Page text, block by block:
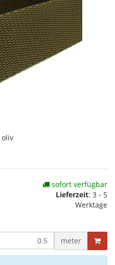
sofort verfügbar
Lieferzeit: 3 - 5
Werktage
meter